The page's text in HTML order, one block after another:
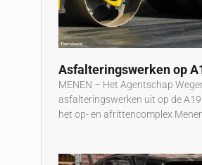
Asfalteringswerken op
MENEN – Het Agentschap
asfalteringswerken uit op de
het op- en afrittencomplex